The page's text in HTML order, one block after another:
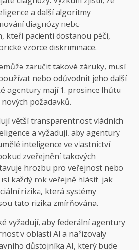
a další algoritmy
diagnózy nebo
kteří pacienti dostanou péči,
vzorce diskriminace.
zaručit takové záruky, musí
nebo odůvodnit jeho další
agentury mají 1. prosince lhůtu
požadavků.
větší transparentnost vládních
a vyžadují, aby agentury
inteligence ve vlastnictví
zveřejnění takových
hrozbu pro veřejnost nebo
každý rok veřejně hlásit, jak
rizika, která systémy
tato rizika zmírňována.
vyžadují, aby federální agentury
v oblasti AI a nařizovaly
důstojníka AI, který bude